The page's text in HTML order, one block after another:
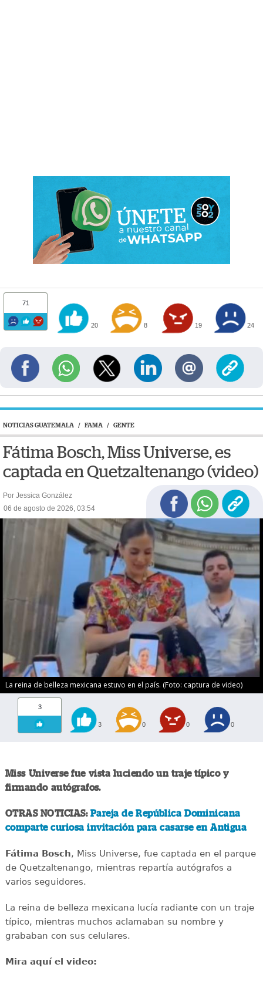
71
20 8 19 24
NOTICIAS GUATEMALA / FAMA / GENTE
Fátima Bosch, Miss Universe, es
captada en Quetzaltenango (video)
Por Jessica González
06 de agosto de 2026, 03:54
La reina de belleza mexicana estuvo en el país. (Foto: captura de video)
3
3 0 0 0
Miss Universe fue vista luciendo un traje típico y
firmando autógrafos.
OTRAS NOTICIAS: Pareja de República Dominicana
comparte curiosa invitación para casarse en Antigua
Fátima Bosch, Miss Universe, fue captada en el parque
de Quetzaltenango, mientras repartía autógrafos a
varios seguidores.
La reina de belleza mexicana lucía radiante con un traje
típico, mientras muchos aclamaban su nombre y
grababan con sus celulares.
Mira aquí el video: